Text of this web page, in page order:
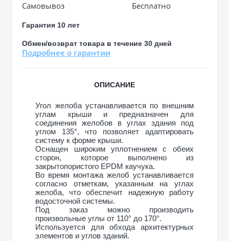
Самовывоз
Бесплатно
Гарантия 10 лет
Обмен/возврат товара в течение 30 дней
Подробнее о гарантии
ОПИСАНИЕ
Угол желоба устанавливается по внешним
углам крыши и предназначен для
соединения желобов в углах здания под
углом 135°, что позволяет адаптировать
систему к форме крыши.
Оснащен широким уплотнением с обеих
сторон, которое выполнено из
закрытопористого EPDM каучука.
Во время монтажа желоб устанавливается
согласно отметкам, указанным на углах
желоба, что обеспечит надежную работу
водосточной системы.
Под заказ можно производить
произвольные углы от 110° до 170°.
Используется для обхода архитектурных
элементов и углов зданий.